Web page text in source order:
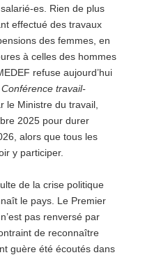
es. Rien de plus
effectué des travaux
des femmes, en
à celles des hommes
refuse aujourd’hui
Conférence travail-
le Ministre du travail,
2025 pour durer
alors que tous les
y participer.
de la crise politique
le pays. Le Premier
pas renversé par
de reconnaître
guère été écoutés dans